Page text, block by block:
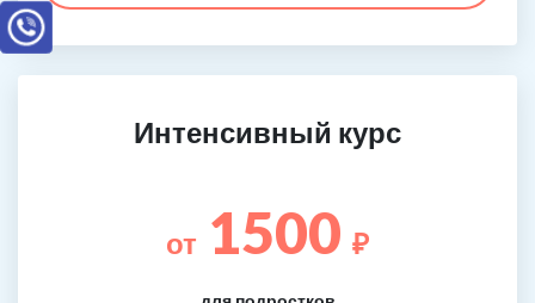
Интенсивный курс
от 1500 ₽